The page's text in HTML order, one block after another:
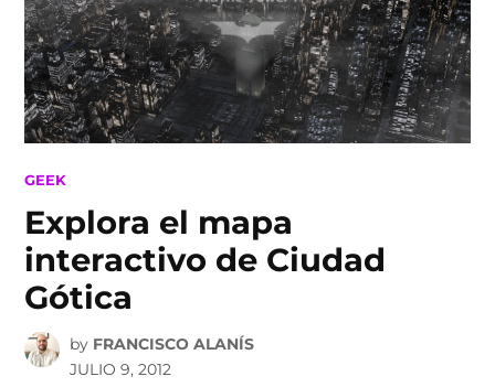
POSTED
GEEK
Explora el mapa
interactivo de Ciudad
Gótica
by FRANCISCO ALANÍS
JULIO 9, 2012